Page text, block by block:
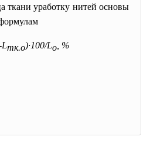
ткани уработку нитей основы
Lтк.о)·100/Lо , %